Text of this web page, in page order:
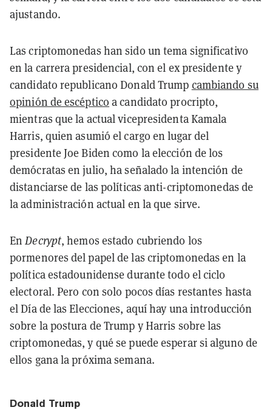
ajustando.
Las criptomonedas han sido un tema significativo
en la carrera presidencial, con el ex presidente y
candidato republicano Donald Trump cambiando su
opinión de escéptico a candidato procripto,
mientras que la actual vicepresidenta Kamala
Harris, quien asumió el cargo en lugar del
presidente Joe Biden como la elección de los
demócratas en julio, ha señalado la intención de
distanciarse de las políticas anti-criptomonedas de
la administración actual en la que sirve.
EnDecrypt, hemos estado cubriendo los
pormenores del papel de las criptomonedas en la
política estadounidense durante todo el ciclo
electoral. Pero con solo pocos días restantes hasta
el Día de las Elecciones, aquí hay una introducción
sobre la postura de Trump y Harris sobre las
criptomonedas, y qué se puede esperar si alguno de
ellos gana la próxima semana.
Donald Trump